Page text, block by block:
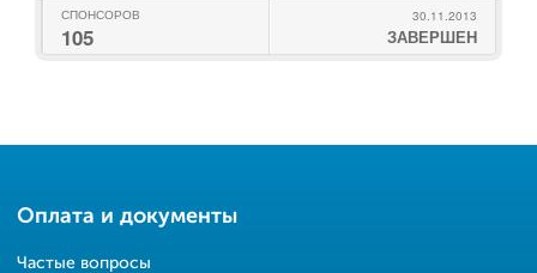
СПОНСОРОВ
105
30.11.2013
ЗАВЕРШЕН
Оплата и документы
Частые вопросы